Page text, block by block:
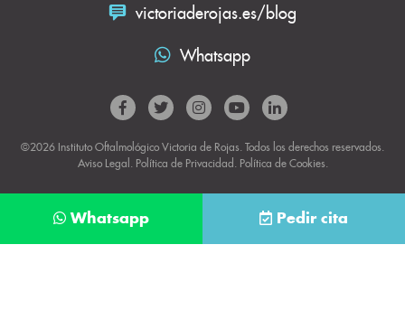
victoriaderojas.es/blog
Whatsapp
©2026 Instituto Oftalmológico Victoria de Rojas. Todos los derechos reservados.
Aviso Legal . Política de Privacidad . Política de Cookies.
Whatsapp Pedir cita